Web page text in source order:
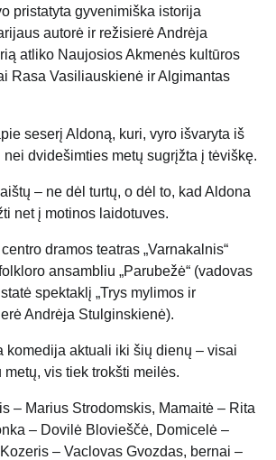
pristatyta gyvenimiška istorija
autorė ir režisierė Andrėja
atliko Naujosios Akmenės kultūros
Rasa Vasiliauskienė ir Algimantas
seserį Aldoną, kuri, vyro išvaryta iš
dvidešimties metų sugrįžta į tėviškę.
– ne dėl turtų, o dėl to, kad Aldona
net į motinos laidotuves.
dramos teatras „Varnakalnis“
ansambliu „Parubežė“ (vadovas
spektaklį „Trys mylimos ir
Andrėja Stulginskienė).
komedija aktuali iki šių dienų – visai
metų, vis tiek trokšti meilės.
– Marius Strodomskis, Mamaitė – Rita
– Dovilė Blovieščė, Domicelė –
– Vaclovas Gvozdas, bernai –